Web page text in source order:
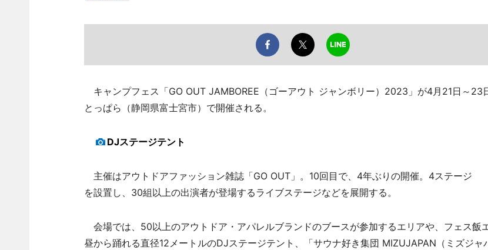
キャンプフェス「GO OUT JAMBOREE（ゴーアウト ジャンボリー）2023」が4月21日～23
とっぱら（静岡県富士宮市）で開催される。
DJステージテント
主催はアウトドアファッション雑誌「GO OUT」。10回目で、4年ぶりの開催。4ステージ
を設置し、30組以上の出演者が登場するライブステージなどを展開する。
会場では、50以上のアウトドア・アパレルブランドのブースが参加するエリアや、フェス飯エ
昼から踊れる直径12メートルのDJステージテント、「サウナ好き集団 MIZUJAPAN（ミズジャ